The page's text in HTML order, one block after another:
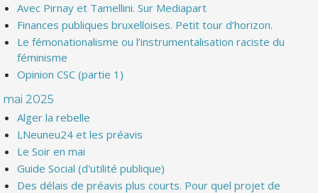
Avec Pirnay et Tamellini. Sur Mediapart
Finances publiques bruxelloises. Petit tour d’horizon.
Le fémonationalisme ou l’instrumentalisation raciste du
féminisme
Opinion CSC (partie 1)
mai 2025
Alger la rebelle
LNeuneu24 et les préavis
Le Soir en mai
Guide Social (d'utilité publique)
Des délais de préavis plus courts. Pour quel projet de